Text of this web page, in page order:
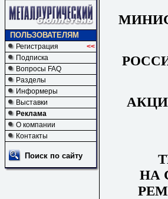
ПОЛЬЗОВАТЕЛЯМ
Регистрация
<<
Подписка
Вопросы FAQ
Разделы
Информеры
Выставки
Реклама
О компании
Контакты
Поиск по сайту
РОСС
НА